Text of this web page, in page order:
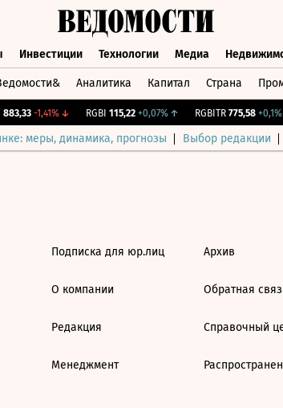
Инвестиции Технологии Медиа
Аналитика Капитал Страна
-1,41%↓ RGBI 115,22 +0,07%↑ RGBITR 775,58 +0,1%
меры, динамика, прогнозы Выбор редакции
Подписка для юр.лиц
О компании
Редакция
Менеджмент
Архив
Обратная
Справочный